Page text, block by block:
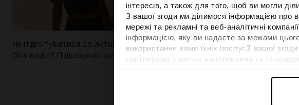
інтересів, а також для того, щоб ви могли
З вашої згоди ми ділимося інформацією про
мережі та рекламні та веб-аналітичні
інформацією, яку ви надаєте за межами
використання вами їхніх послуг.З вашої
партнерами з метою націлювання та
відповідності вмісту та вдосконалення
Детальну інформацію можна знайти в нашій
Як підготуватися до активного дня
біля води? Підказуємо, що зібрати до
Нова колекція 4F для тенісу та
паделу. Спортивна
поєднується із сучасним стилем